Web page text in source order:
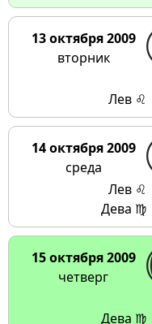
13 октября 2009
вторник
Лев ♌
14 октября 2009
среда
Лев ♌
Дева ♍
15 октября 2009
четверг
Дева ♍